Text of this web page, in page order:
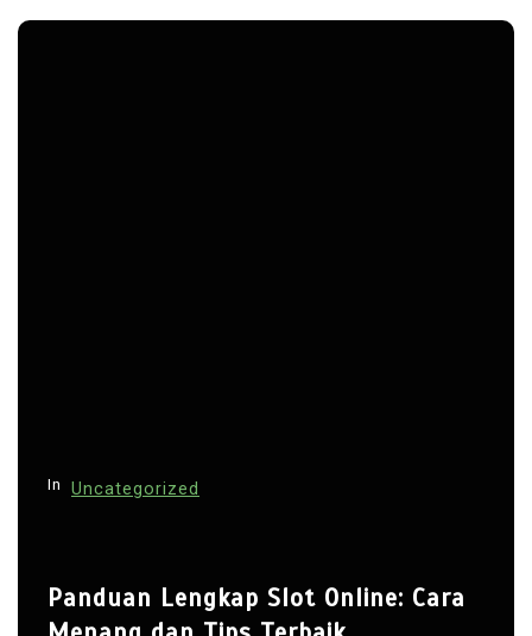
o
In Uncategorized
Panduan Lengkap Slot Online: Cara